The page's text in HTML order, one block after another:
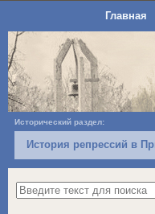
Главная
Исторический раздел:
История репрессий в